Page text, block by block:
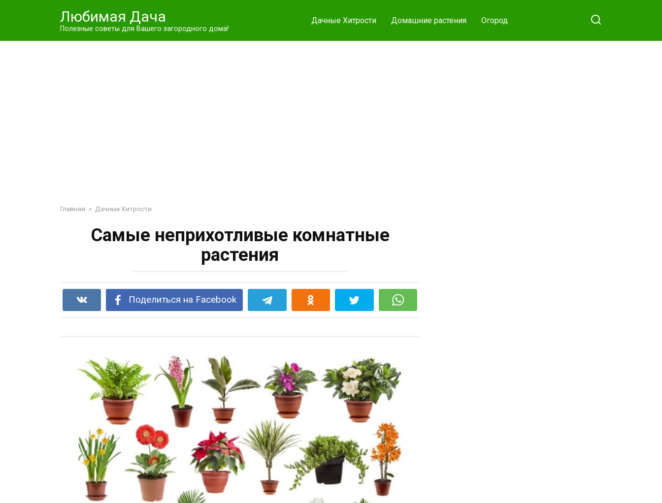
Любимая Дача
Полезные советы для Вашего загородного дома!
Дачные Хитрости Домашние растения Огород
Главная » Дачные Хитрости
Самые неприхотливые комнатные
растения
Поделиться на Facebook